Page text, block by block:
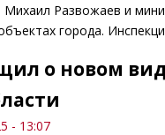
Михаил Развожаев и
города.
о новом
- 13:07